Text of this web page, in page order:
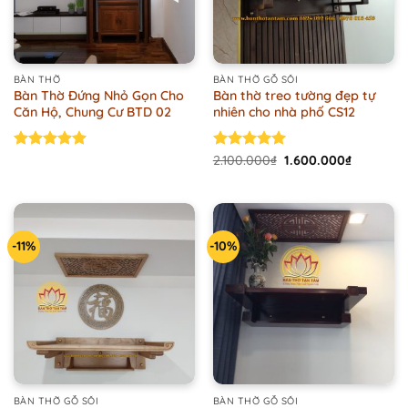
BÀN THỜ
Bàn Thờ Đứng Nhỏ Gọn Cho
Căn Hộ, Chung Cư BTD 02
BÀN THỜ GỖ SỒI
Bàn thờ treo tường đẹp tự
nhiên cho nhà phố CS12
Rated5.00
2.100.000₫ Original
1.600.000₫Current
-11%
BÀN THỜ GỖ SỒI
-10%
BÀN THỜ GỖ SỒI